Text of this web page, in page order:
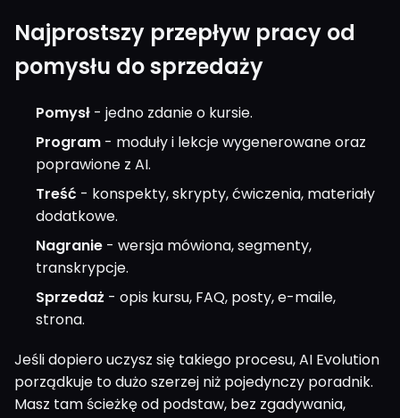
Najprostszy przepływ pracy od
pomysłu do sprzedaży
Pomysł - jedno zdanie o kursie.
Program - moduły i lekcje wygenerowane oraz
poprawione z AI.
Treść - konspekty, skrypty, ćwiczenia, materiały
dodatkowe.
Nagranie - wersja mówiona, segmenty,
transkrypcje.
Sprzedaż - opis kursu, FAQ, posty, e-maile,
strona.
Jeśli dopiero uczysz się takiego procesu, AI Evolution
porządkuje to dużo szerzej niż pojedynczy poradnik.
Masz tam ścieżkę od podstaw, bez zgadywania,